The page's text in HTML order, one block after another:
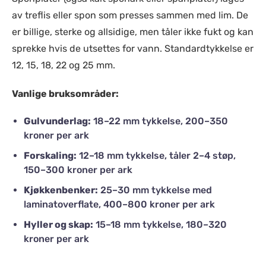
av treflis eller spon som presses sammen med lim. De
er billige, sterke og allsidige, men tåler ikke fukt og kan
sprekke hvis de utsettes for vann. Standardtykkelse er
12, 15, 18, 22 og 25 mm.
Vanlige bruksområder:
Gulvunderlag: 18–22 mm tykkelse, 200–350
kroner per ark
Forskaling: 12–18 mm tykkelse, tåler 2–4 støp,
150–300 kroner per ark
Kjøkkenbenker: 25–30 mm tykkelse med
laminatoverflate, 400–800 kroner per ark
Hyller og skap: 15–18 mm tykkelse, 180–320
kroner per ark